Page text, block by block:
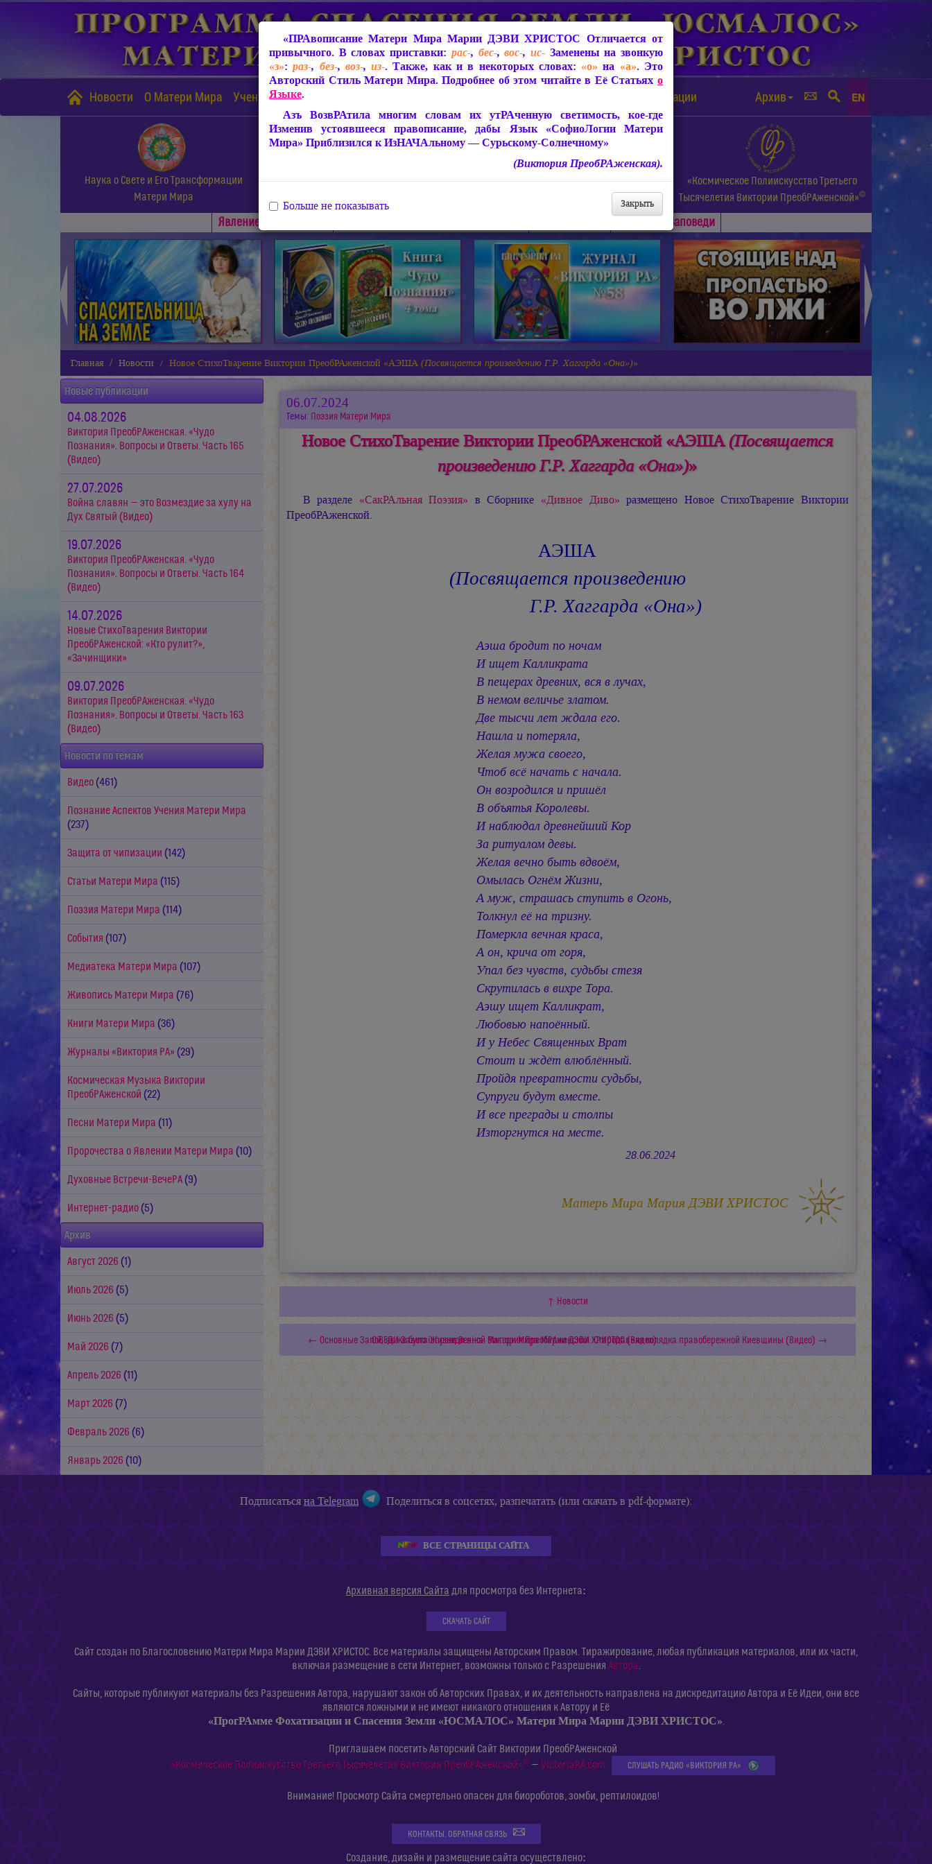
Новости О Матери Мира Учение Матери Мира Защита от чипизации Архив EN
Наука о Свете и Его Трансформации
Матери Мира
СофиоЛогия Матери Мира
Живое Слово Матери Мира.
Статьи, Книги, Видео, Аудио и др.
«Космическое Полиискусство Третьего
Тысячелетия Виктории ПреобРАженской»©
Явлениe Матери Мира Заповеди
◄ ►
Главная Новости Новое СтихоТварение Виктории ПреобРАженской «АЭША (Посвящается произведению Г.Р. Хаггарда «Она»)»
Новые публикации
04.08.2026
Виктория ПреобРАженская. «Чудо
Познания». Вопросы и Ответы. Часть 165
(Видео)
27.07.2026
Война славян — это Возмездие за хулу на
Дух Святый (Видео)
19.07.2026
Виктория ПреобРАженская. «Чудо
Познания». Вопросы и Ответы. Часть 164
(Видео)
14.07.2026
Новые СтихоТварения Виктории
ПреобРАженской: «Кто рулит?»,
«Зачинщики»
09.07.2026
Виктория ПреобРАженская. «Чудо
Познания». Вопросы и Ответы. Часть 163
(Видео)
Новости по темам
Видео (461)
Познание Аспектов Учения Матери Мира
(237)
Защита от чипизации (142)
Статьи Матери Мира (115)
Поэзия Матери Мира (114)
События (107)
Медиатека Матери Мира (107)
Живопись Матери Мира (76)
Книги Матери Мира (36)
Журналы «Виктория РА» (29)
Космическая Музыка Виктории
ПреобРАженской (22)
Песни Матери Мира (11)
Пророчества о Явлении Матери Мира (10)
Духовные Встречи-ВечеРА (9)
Интернет-радио (5)
Архив
Август 2026 (1)
Июль 2026 (5)
Июнь 2026 (5)
Май 2026 (7)
Апрель 2026 (11)
Март 2026 (7)
Февраль 2026 (6)
Январь 2026 (10)
06.07.2024
Темы: Поэзия Матери Мира
Новое СтихоТварение Виктории ПреобРАженской «АЭША(Посвящается
произведению Г.Р. Хаггарда «Она»)»
В разделе «СакРАльная Поэзия» в Сборнике «Дивное Диво» размещено Новое СтихоТварение Виктории
ПреобРАженской.
АЭША
(Посвящается произведению
Г.Р. Хаггарда «Она»)
Аэша бродит по ночам
И ищет Калликрата
В пещерах древних, вся в лучах,
В немом величье златом.
Две тысчи лет ждала его.
Нашла и потеряла,
Желая мужа своего,
Чтоб всё начать с начала.
Он возродился и пришёл
В объятья Королевы.
И наблюдал древнейший Кор
За ритуалом девы.
Желая вечно быть вдвоём,
Омылась Огнём Жизни,
А муж, страшась ступить в Огонь,
Толкнул её на тризну.
Померкла вечная краса,
А он, крича от горя,
Упал без чувств, судьбы стезя
Скрутилась в вихре Тора.
Аэшу ищет Калликрат,
Любовью напоённый.
И у Небес Священных Врат
Стоит и ждёт влюблённый.
Пройдя превратности судьбы,
Супруги будут вместе.
И все преграды и столпы
Изторгнутся на месте.
28.06.2024
Матерь Мира Мария ДЭВИ ХРИСТОС
↑ Новости
← Основные ЗапоВЕДИ Завета Жизни Вечной Матери Мира Марии ДЭВИ ХРИСТОС (Видео)
Ой, як же було iзпрежди вiка. Виктория ПреобРАженская. Стародавняя колядка правобережной Киевщины (Видео) →
«ПРАвописание Матери Мира Марии ДЭВИ ХРИСТОС Отличается от
привычного. В словах приставки: рас-, бес-,вос-, ис-Заменены на звонкую
«з»:раз-, без-, воз-,из-. Также, как и в некоторых словах: «о» на «а». Это
Авторский Стиль Матери Мира. Подробнее об этом читайте в Её Статьях о
Языке.
Азъ ВозвРАтила многим словам их утРАченную светимость, кое-где
Изменив устоявшееся правописание, дабы Язык «СофиоЛогии Матери
Мира» Приблизился к ИзНАЧАльному — Сурьскому-Солнечному»
(Виктория ПреобРАженская).
Закрыть
Больше не показывать
Подписатьсяна Telegram Поделиться в соцсетях, разпечатать (или скачать в pdf-формате):
ВСЕ СТРАНИЦЫ САЙТА
Архивная версия Сайта для просмотра без Интернета:
СКАЧАТЬ САЙТ
Сайт создан по Благословению Матери Мира Марии ДЭВИ ХРИСТОС. Все материалы защищены Авторским Правом. Тиражирование, любая публикация материалов, или их части,
включая размещение в сети Интернет, возможны только с Разрешения Автора.
Сайты, которые публикуют материалы без Разрешения Автора, нарушают закон об Авторских Правах, и их деятельность направлена на дискредитацию Автора и Её Идеи, они все
являются ложными и не имеют никакого отношения к Автору и Её
«ПрогРАмме Фохатизации и Спасения Земли «ЮСМАЛОС» Матери Мира Марии ДЭВИ ХРИСТОС».
Приглашаем посетить Авторский Сайт Виктории ПреобРАженской
«Космическое Полиискусство Третьего Тысячелетия Виктории ПреобРАженской»© — VictoriaRA.com СЛУШАТЬ РАДИО «ВИКТОРИЯ РА»
Внимание! Просмотр Сайта смертельно опасен для биороботов, зомби, рептилоидов!
КОНТАКТЫ. ОБРАТНАЯ СВЯЗЬ
Создание, дизайн и размещение сайта осуществлено: